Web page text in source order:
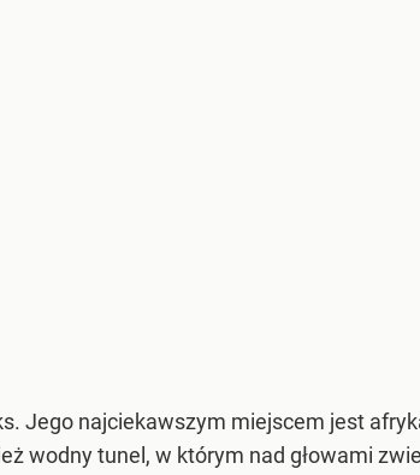
Jego najciekawszym miejscem jest
wodny tunel, w którym nad głowami